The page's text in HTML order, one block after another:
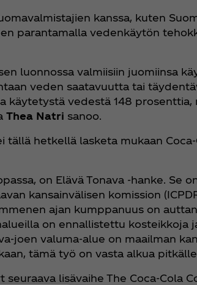
kanssa, kuten
parantamalla vedenkäytön
luonnossa valmiisiin juomiinsa
veden saatavuutta tai
vedestä 148 prosenttia,
Thea Natri sanoo.
hetkellä lasketa mukaan
on Elävä Tonava -hanke. Se
kansainvälisen komission
ajan kumppanuus on
on ennallistettu kosteikkoja
joen valuma-alue on maailman
tämä työ on vasta alkua
lisävaihe The Coca‑Cola